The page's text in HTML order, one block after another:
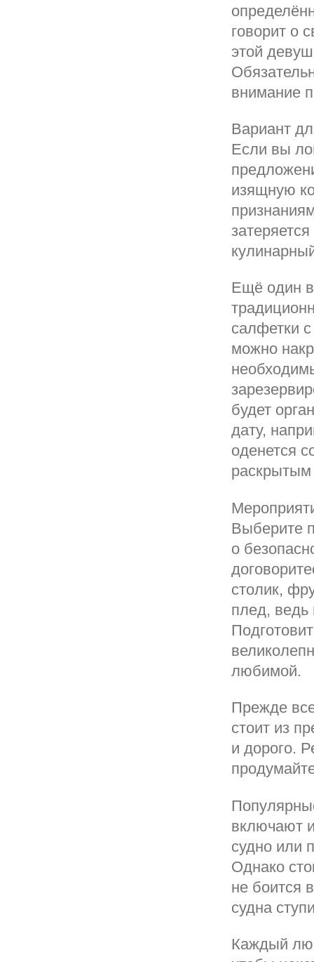
говорит о
этой
внимание
Вариант
Если вы
изящную
Ещё один
салфетки
можно
будет
дату,
оденется
Выберите
о
столик,
плед,
любимой.
Прежде
стоит из
и дорого.
включают
судно или
Однако
не боится
судна
Каждый